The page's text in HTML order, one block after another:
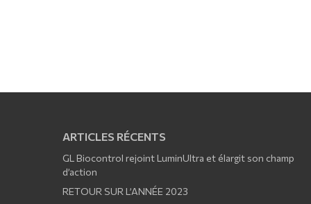
ARTICLES RÉCENTS
GL Biocontrol rejoint LuminUltra et élargit son champ
d’action
RETOUR SUR L’ANNÉE 2023